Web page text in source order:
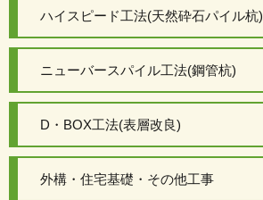
ハイスピード工法(天然砕石パイル杭)
ニューバースパイル工法(鋼管杭)
D・BOX工法(表層改良)
外構・住宅基礎・その他工事